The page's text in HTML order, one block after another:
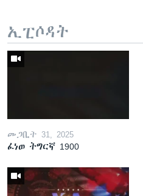
ኢፒሶዳት
መጋቢት 31, 2025
ፈነወ ትግርኛ 1900